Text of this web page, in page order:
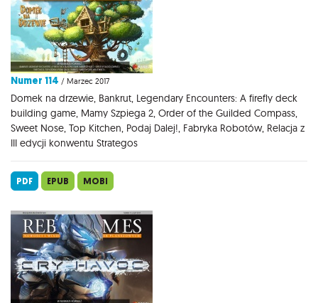
Numer 114 / Marzec 2017
Domek na drzewie, Bankrut, Legendary Encounters: A firefly deck
building game, Mamy Szpiega 2, Order of the Guilded Compass,
Sweet Nose, Top Kitchen, Podaj Dalej!, Fabryka Robotów, Relacja z
III edycji konwentu Strategos
PDF EPUB MOBI